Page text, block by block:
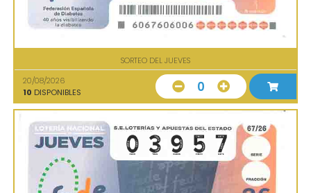
SORTEO DEL JUEVES
20/08/2026
10 DISPONIBLES 0